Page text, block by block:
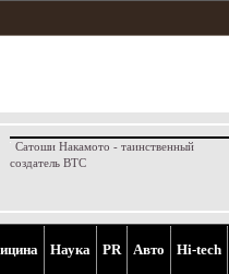
Сатоши Накамото - таинственный
создатель BTC
Наука PR Aвто Hi-tech